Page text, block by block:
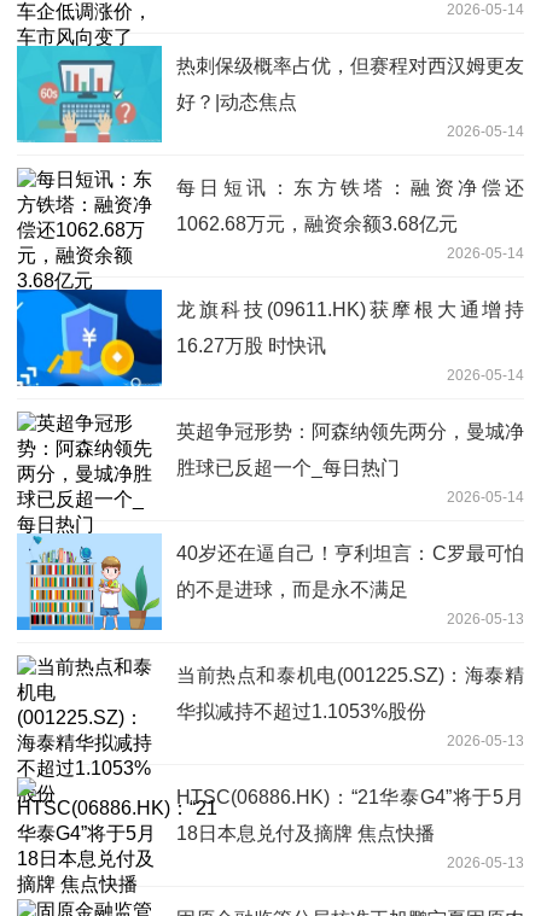
2026-05-14
热刺保级概率占优，但赛程对西汉姆更友
好？|动态焦点
2026-05-14
每日短讯：东方铁塔：融资净偿还
1062.68万元，融资余额3.68亿元
2026-05-14
龙旗科技(09611.HK)获摩根大通增持
16.27万股 时快讯
2026-05-14
英超争冠形势：阿森纳领先两分，曼城净
胜球已反超一个_每日热门
2026-05-14
40岁还在逼自己！亨利坦言：C罗最可怕
的不是进球，而是永不满足
2026-05-13
当前热点和泰机电(001225.SZ)：海泰精
华拟减持不超过1.1053%股份
2026-05-13
HTSC(06886.HK)：“21华泰G4”将于5月
18日本息兑付及摘牌 焦点快播
2026-05-13